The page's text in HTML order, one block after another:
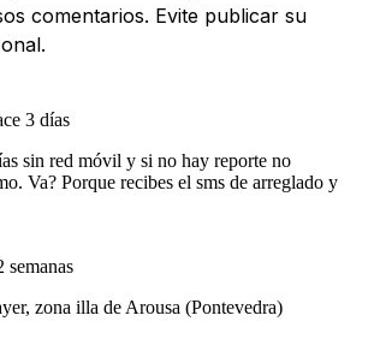
comentarios. Evite publicar su